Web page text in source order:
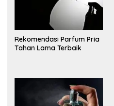
Rekomendasi Parfum Pria
Tahan Lama Terbaik